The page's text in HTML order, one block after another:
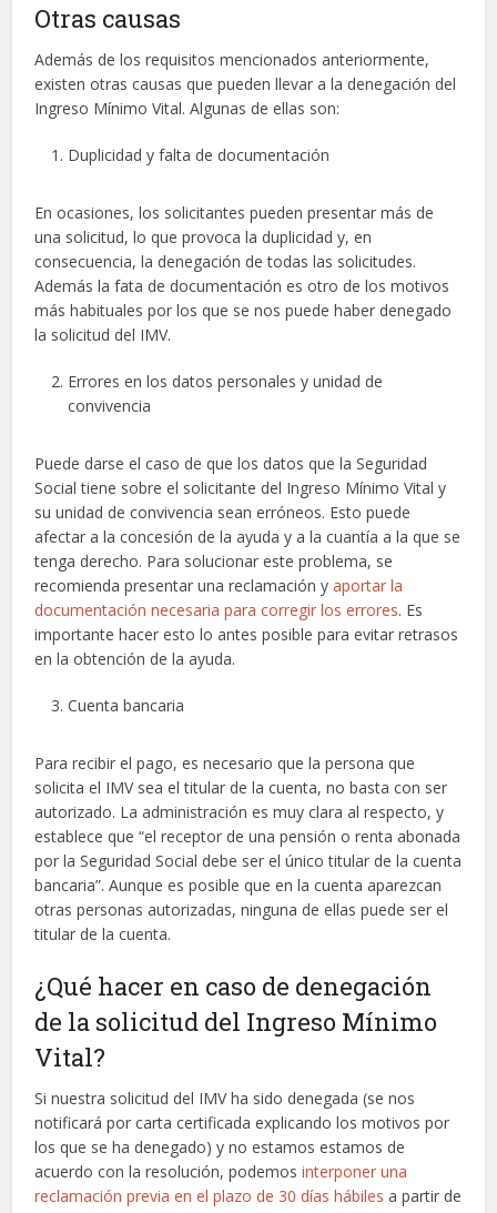
Otras causas
Además de los requisitos mencionados anteriormente,
existen otras causas que pueden llevar a la denegación del
Ingreso Mínimo Vital. Algunas de ellas son:
Duplicidad y falta de documentación
En ocasiones, los solicitantes pueden presentar más de
una solicitud, lo que provoca la duplicidad y, en
consecuencia, la denegación de todas las solicitudes.
Además la fata de documentación es otro de los motivos
más habituales por los que se nos puede haber denegado
la solicitud del IMV.
Errores en los datos personales y unidad de
convivencia
Puede darse el caso de que los datos que la Seguridad
Social tiene sobre el solicitante del Ingreso Mínimo Vital y
su unidad de convivencia sean erróneos. Esto puede
afectar a la concesión de la ayuda y a la cuantía a la que se
tenga derecho. Para solucionar este problema, se
recomienda presentar una reclamación y aportar la
documentación necesaria para corregir los errores. Es
importante hacer esto lo antes posible para evitar retrasos
en la obtención de la ayuda.
Cuenta bancaria
Para recibir el pago, es necesario que la persona que
solicita el IMV sea el titular de la cuenta, no basta con ser
autorizado. La administración es muy clara al respecto, y
establece que “el receptor de una pensión o renta abonada
por la Seguridad Social debe ser el único titular de la cuenta
bancaria”. Aunque es posible que en la cuenta aparezcan
otras personas autorizadas, ninguna de ellas puede ser el
titular de la cuenta.
¿Qué hacer en caso de denegación
de la solicitud del Ingreso Mínimo
Vital?
Si nuestra solicitud del IMV ha sido denegada (se nos
notificará por carta certificada explicando los motivos por
los que se ha denegado) y no estamos estamos de
acuerdo con la resolución, podemosinterponer una
reclamación previa en el plazo de 30 días hábiles a partir de